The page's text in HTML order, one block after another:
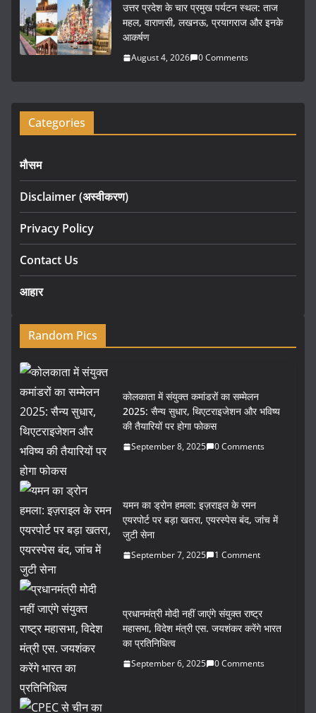
उत्तर प्रदेश के चार प्रमुख पर्यटन स्थल: ताज
महल, वाराणसी, लखनऊ, प्रयागराज और इनके
आकर्षण
August 4, 2026 0 Comments
Categories
मौसम
Disclaimer (अस्वीकरण)
Privacy Policy
Contact Us
आहार
Random Pics
कोलकाता में संयुक्त कमांडरों का सम्मेलन
2025: सैन्य सुधार, थिएटराइजेशन और भविष्य
की तैयारियों पर होगा फोकस
September 8, 2025 0 Comments
यमन का ड्रोन हमला: इज़राइल के रमन
एयरपोर्ट पर बड़ा खतरा, एयरस्पेस बंद, जांच में
जुटी सेना
September 7, 2025 1 Comment
प्रधानमंत्री मोदी नहीं जाएंगे संयुक्त राष्ट्र
महासभा, विदेश मंत्री एस. जयशंकर करेंगे भारत
का प्रतिनिधित्व
September 6, 2025 0 Comments